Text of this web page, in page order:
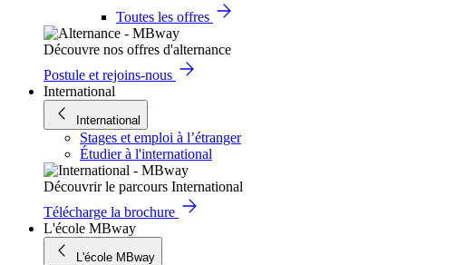
Toutes les offres
Découvre nos offres d'alternance
Postule et rejoins-nous
International
International
Stages et emploi à l’étranger
Étudier à l'international
Découvrir le parcours International
Télécharge la brochure
L'école MBway
L'école MBway